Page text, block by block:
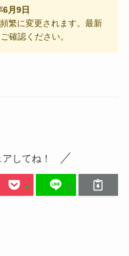
6月9日
繁に変更されます。最新
確認ください。
してね！